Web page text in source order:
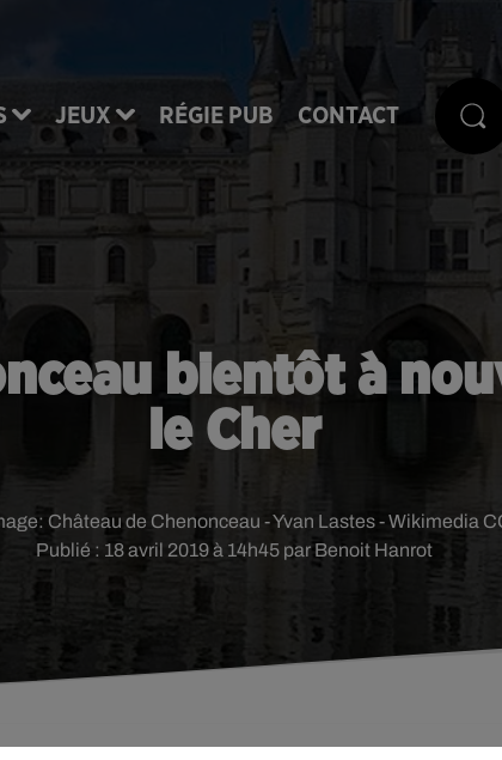
JEUX RÉGIE PUB CONTACT
bientôt à
le Cher
Publié : 18 avril 2019 à 14h45 par Benoit Hanrot
Château de Chenonceau - Yvan Lastes - Wikimedia